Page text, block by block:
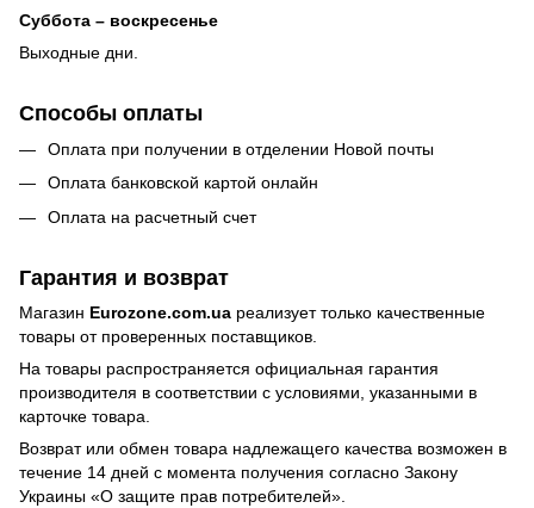
Суббота – воскресенье
Выходные дни.
Способы оплаты
Оплата при получении в отделении Новой почты
Оплата банковской картой онлайн
Оплата на расчетный счет
Гарантия и возврат
Магазин Eurozone.com.ua реализует только качественные
товары от проверенных поставщиков.
На товары распространяется официальная гарантия
производителя в соответствии с условиями, указанными в
карточке товара.
Возврат или обмен товара надлежащего качества возможен в
течение 14 дней с момента получения согласно Закону
Украины «О защите прав потребителей»